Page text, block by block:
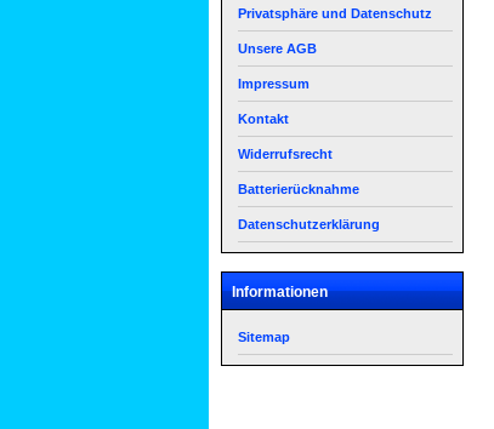
Privatsphäre und Datenschutz
Unsere AGB
Impressum
Kontakt
Widerrufsrecht
Batterierücknahme
Datenschutzerklärung
Informationen
Sitemap